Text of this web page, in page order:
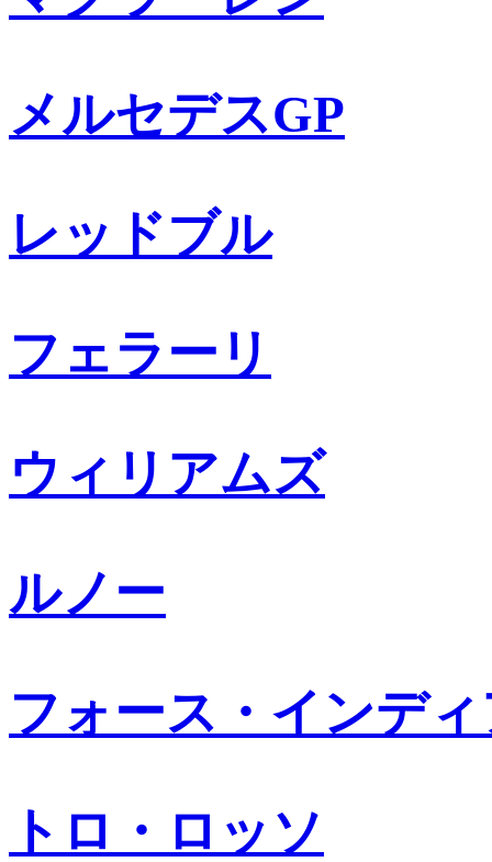
メルセデスGP
レッドブル
フェラーリ
ウィリアムズ
ルノー
フォース・インデ
トロ・ロッソ